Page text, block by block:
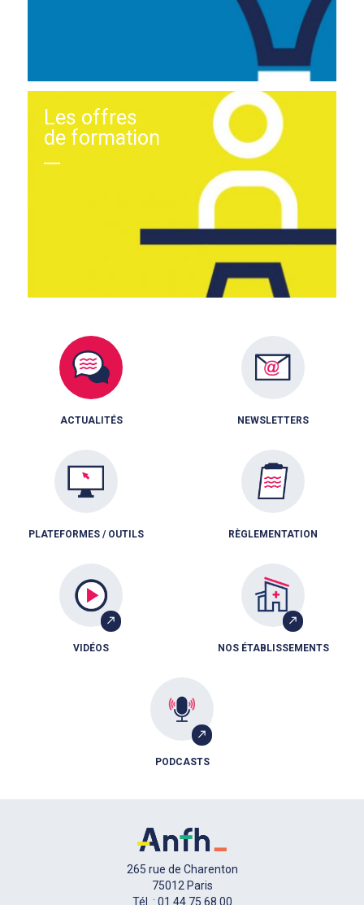
Les offres
de formation
ACTUALITÉS NEWSLETTERS
PLATEFORMES / OUTILS RÈGLEMENTATION
VIDÉOS NOS ÉTABLISSEMENTS
PODCASTS
265 rue de Charenton
75012 Paris
Tél. : 01 44 75 68 00